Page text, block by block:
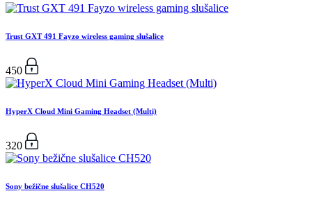
Trust GXT 491 Fayzo wireless gaming slušalice
450
HyperX Cloud Mini Gaming Headset (Multi)
320
Sony bežične slušalice CH520